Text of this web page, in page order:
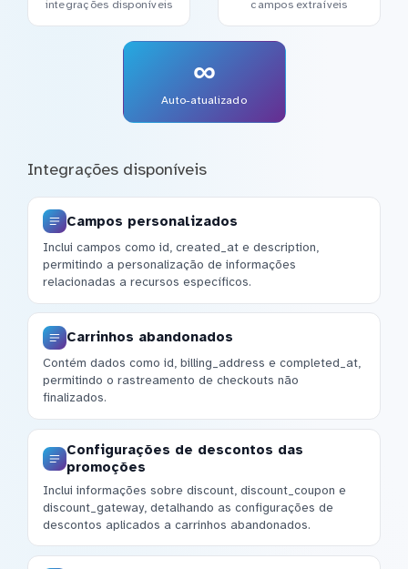
integrações disponíveis campos extraíveis
∞
Auto-atualizado
Integrações disponíveis
Campos personalizados
Inclui campos como id, created_at e description,
permitindo a personalização de informações
relacionadas a recursos específicos.
Carrinhos abandonados
Contém dados como id, billing_address e completed_at,
permitindo o rastreamento de checkouts não
finalizados.
Configurações de descontos das
promoções
Inclui informações sobre discount, discount_coupon e
discount_gateway, detalhando as configurações de
descontos aplicados a carrinhos abandonados.